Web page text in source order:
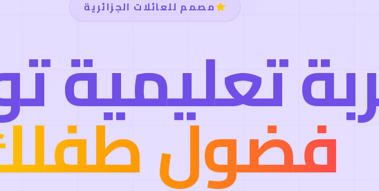
مصمم للعائلات الجزائرية
تعليمية
فضول